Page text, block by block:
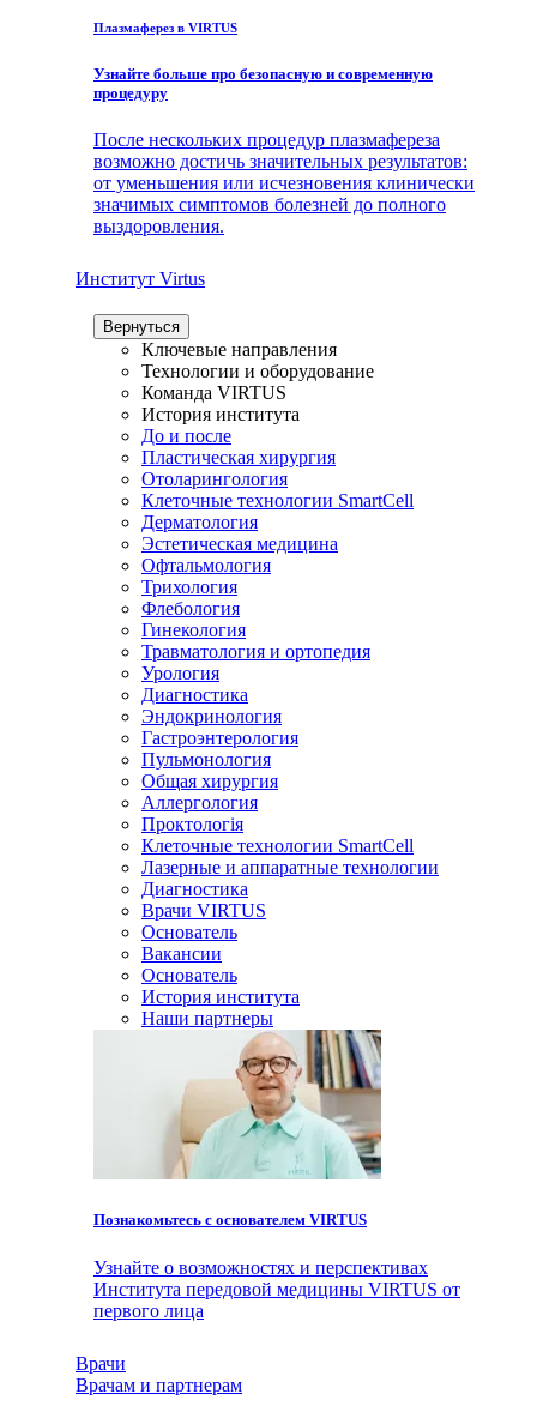
Плазмаферез в VIRTUS
Узнайте больше про безопасную и современную
процедуру
После нескольких процедур плазмафереза
возможно достичь значительных результатов:
от уменьшения или исчезновения клинически
значимых симптомов болезней до полного
выздоровления.
Институт Virtus
Вернуться
Ключевые направления
Технологии и оборудование
Команда VIRTUS
История института
До и после
Пластическая хирургия
Отоларингология
Клеточные технологии SmartCell
Дерматология
Эстетическая медицина
Офтальмология
Трихология
Флебология
Гинекология
Травматология и ортопедия
Урология
Диагностика
Эндокринология
Гастроэнтерология
Пульмонология
Общая хирургия
Аллергология
Проктологія
Клеточные технологии SmartCell
Лазерные и аппаратные технологии
Диагностика
Врачи VIRTUS
Основатель
Вакансии
Основатель
История института
Наши партнеры
Познакомьтесь с основателем VIRTUS
Узнайте о возможностях и перспективах
Института передовой медицины VIRTUS от
первого лица
Врачи
Врачам и партнерам